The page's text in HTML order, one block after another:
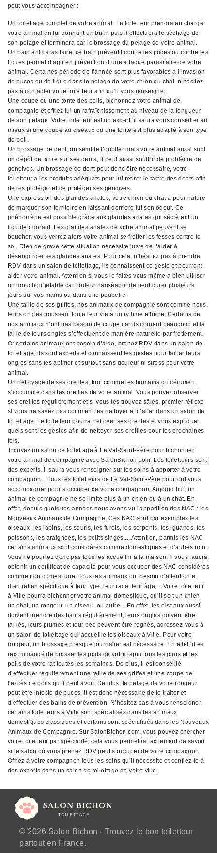
peut vous accompagner :
Un toilettage complet de votre animal. Le toiletteur prendra en charge
votre animal en lui donnant un bain, puis il effectuera le séchage de
son pelage et terminera par le brossage du pelage de votre animal.
Un bain antiparasitaire, ce bain préventif contre les puces ou contre les
tiques permet d’agir en prévention d’une attaque parasitaire de votre
animal. Certaines période de l’année sont plus favorables à l’invasion
de puces ou de tique dans le pelage de votre chien ou chat, n’hésitez
pas à contacter votre toiletteur afin qu’il vous renseigne.
Une coupe ou une tonte des poils, bichonnez votre animal de
compagnie et offrez lui un rafraîchissement au niveau de la longueur
de son pelage. Votre toiletteur est un expert, il saura vous conseiller au
mieux si une coupe au ciseaux ou une tonte est plus adapté à son type
de poil.
Un brossage de dent, on semble l’oublier mais votre animal aussi subi
un dépôt de tartre sur ses dents, il peut aussi souffrir de problème de
gencives. Un brossage de dent peut donc être nécessaire, votre
toiletteur a les produits adéquats pour lui retirer le tartre des dents afin
de les protéger et de protéger ses gencives.
Une expression des glandes anales, votre chien ou chat a pour nature
de marquer son territoire en laissant derrière lui son odeur. Ce
phénomène est possible grâce aux glandes anales qui sécrètent un
liquide odorant. Les glandes anales de votre animal peuvent se
boucher, vous verrez alors votre animal se frotter les fesses contre le
sol. Rien de grave cette situation nécessite juste de l’aider à
désengorger ses glandes anales. Pour cela, n’hésitez pas à prendre
RDV dans un salon de toilettage, ils connaissent ce geste et pourront
aider votre animal. Attention si vous le faites vous même à bien utiliser
un mouchoir jetable car l’odeur nauséabonde peut durer plusieurs
jours sur vos mains ou dans une poubelle.
Une taille de ses griffes, nos animaux de compagnie sont comme nous,
leurs ongles poussent toute leur vie à un rythme effréné. Certains de
nos animaux n’ont pas besoin de coupe car ils courent beaucoup et la
taille de leurs ongles s’effectuent de manière naturelle par frottement.
Or certains animaux ont besoin d’aide, prenez RDV dans un salon de
toilettage, ils sont experts et connaissent les gestes pour tailler leurs
ongles sans les abîmer et surtout sans douleur ni stress pour votre
animal.
Un nettoyage de ses oreilles, tout comme les humains du cérumen
s’accumule dans les oreilles de votre animal. Vous pouvez observer
ses oreilles régulièrement et si vous les trouvez sâles, premier réflexe
si vous ne savez pas comment les nettoyer et d’aller dans un salon de
toilettage. Le toiletteur pourra nettoyer ses oreilles et vous expliquer
quels sont les gestes afin de nettoyer ses oreilles pour les prochaines
fois.
Trouvez un salon de toilettage à Le Val-Saint-Père pour bichonner
votre animal de compagnie avec SalonBichon.com. Les toiletteurs sont
des experts, il saura vous renseigner sur les soins à apporter à votre
compagnon... Tous les toiletteurs de Le Val-Saint-Père pourront vous
accompagner pour s’occuper de votre compagnon. Aujourd’hui, un
animal de compagnie ne se limite plus à un chien ou à un chat. En
effet, depuis quelques années nous avons vu l'apparition des NAC : les
Nouveaux Animaux de Compagnie. Ces NAC sont par exemples les
oiseaux, les lapins, les souris, les furets, les serpents, les iguanes, les
poissons, les araignées, les petits singes,... Attention, parmis les NAC
certains animaux sont considérés comme domestiques et d’autres non.
Vous ne pourrez donc pas tous les accueillir à la maison. Il vous faudra
obtenir un certificat de capacité pour vous occuper des NAC considérés
comme non domestique. Tous les animaux ont besoin d’attention et
d’entretien spécifique à leur type, leur race, leur âge,... Votre toiletteur
à Ville pourra bichonner votre animal domestique, qu’il soit un chien,
un chat, un rongeur, un oiseau, ou autre... En effet, les oiseaux aussi
doivent prendre des bains régulièrement, leurs ongles doivent être
taillés, leurs plumes et leur bec peuvent être rognés, adressez-vous à
un salon de toilettage qui accueille les oiseaux à Ville. Pour votre
rongeur, un brossage presque journalier est nécessaire. En effet, il est
recommandé de brosser les poils de votre lapin tous les jours et les
poils de votre rat toutes les semaines. De plus, il est conseillé
d’effectuer régulièrement une taille de ses griffes et une coupe de
l'excès de poils qu’il peut avoir. De plus, le pelage de votre rongeur
peut être infesté de puces, il est donc nécessaire de le traiter et
d’effectuer des bains de prévention. N’hésitez pas à vous renseigner,
certains toiletteurs à Ville sont spécialisés dans les animaux
domestiques classiques et certains sont spécialisés dans les Nouveaux
Animaux de Compagnie. Sur SalonBichon.com, vous pouvez chercher
votre toiletteur par spécialité, cela vous permettra facilement de savoir
si le salon où vous prenez RDV peut s’occuper de votre compagnon.
Offrez à votre compagnon tous les soins qu’il nécessite et confiez-le à
des experts dans un salon de toilettage de votre ville.
© 2026 Salon Bichon - Trouvez le bon toiletteur
partout en France.